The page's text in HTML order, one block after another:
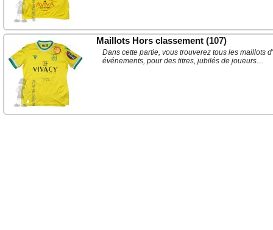
Maillots Hors classement (107)
Dans cette partie, vous trouverez tous les maillots
événements, pour des titres, jubilés de joueurs....